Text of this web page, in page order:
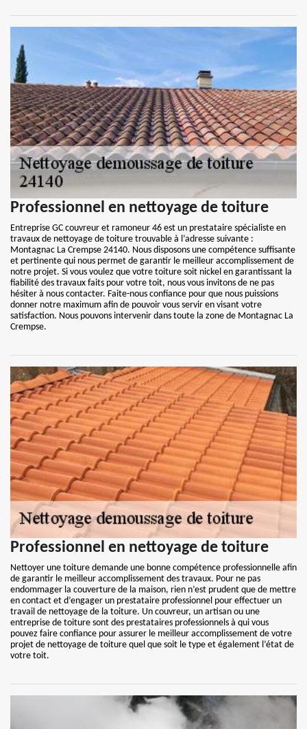
Professionnel en nettoyage de toiture
Entreprise GC couvreur et ramoneur 46 est un prestataire spécialiste en
travaux de nettoyage de toiture trouvable à l’adresse suivante :
Montagnac La Crempse 24140. Nous disposons une compétence suffisante
et pertinente qui nous permet de garantir le meilleur accomplissement de
notre projet. Si vous voulez que votre toiture soit nickel en garantissant la
fiabilité des travaux faits pour votre toit, nous vous invitons de ne pas
hésiter à nous contacter. Faite-nous confiance pour que nous puissions
donner notre maximum afin de pouvoir vous servir en visant votre
satisfaction. Nous pouvons intervenir dans toute la zone de Montagnac La
Crempse.
Professionnel en nettoyage de toiture
Nettoyer une toiture demande une bonne compétence professionnelle afin
de garantir le meilleur accomplissement des travaux. Pour ne pas
endommager la couverture de la maison, rien n’est prudent que de mettre
en contact et d’engager un prestataire professionnel pour effectuer un
travail de nettoyage de la toiture. Un couvreur, un artisan ou une
entreprise de toiture sont des prestataires professionnels à qui vous
pouvez faire confiance pour assurer le meilleur accomplissement de votre
projet de nettoyage de toiture quel que soit le type et également l’état de
votre toit.